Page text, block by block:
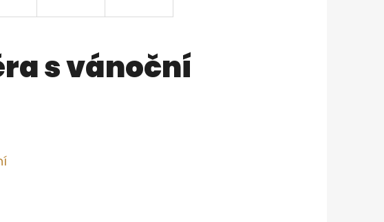
s vánoční